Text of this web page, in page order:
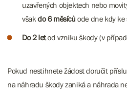
uzavřených objektech nebo
však do 6 měsíců ode dne kdy ke
Do 2 letod vzniku škody (v
Pokud nestihnete žádost doručit
na náhradu škody zaniká a náhrada